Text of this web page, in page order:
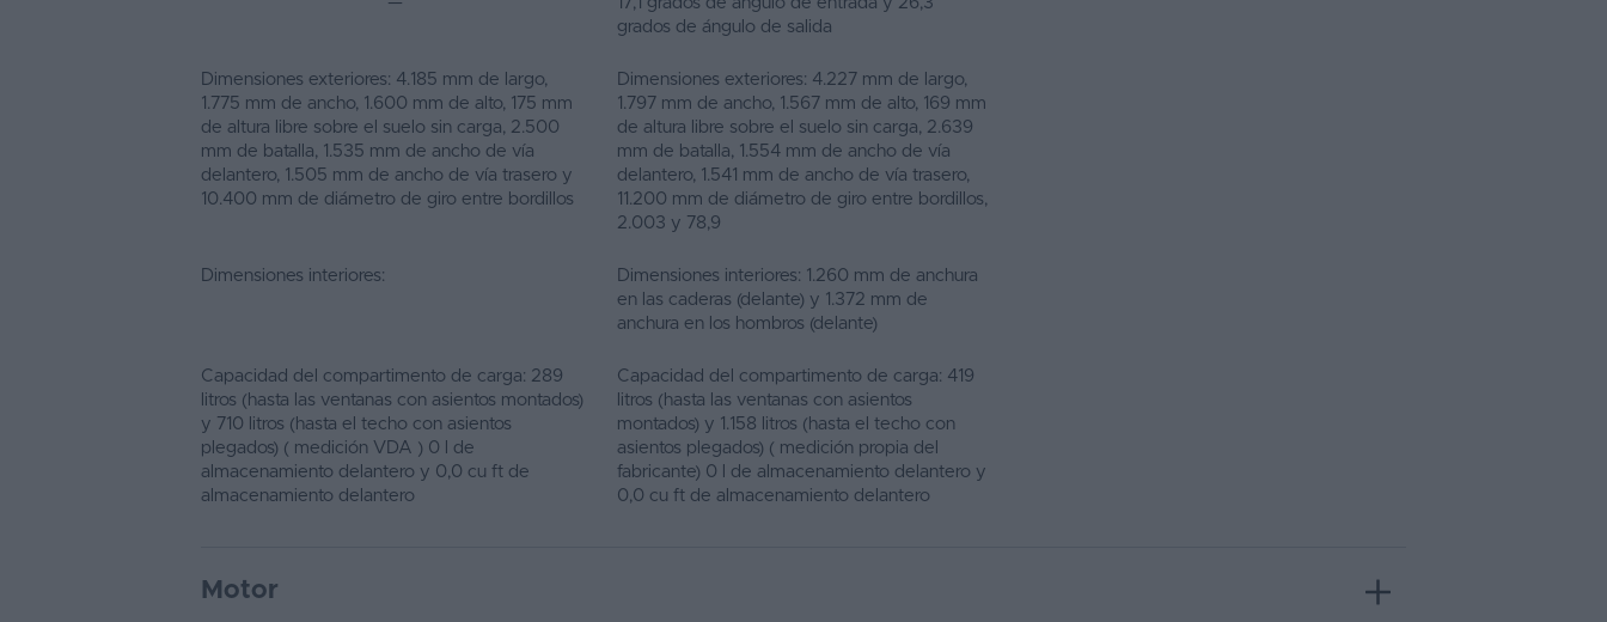
grados de ángulo de salida
Dimensiones exteriores: 4.185 mm de largo,
1.775 mm de ancho, 1.600 mm de alto, 175 mm
de altura libre sobre el suelo sin carga, 2.500
mm de batalla, 1.535 mm de ancho de vía
delantero, 1.505 mm de ancho de vía trasero y
10.400 mm de diámetro de giro entre bordillos
Dimensiones exteriores: 4.227 mm de largo,
1.797 mm de ancho, 1.567 mm de alto, 169 mm
de altura libre sobre el suelo sin carga, 2.639
mm de batalla, 1.554 mm de ancho de vía
delantero, 1.541 mm de ancho de vía trasero,
11.200 mm de diámetro de giro entre bordillos,
2.003 y 78,9
Dimensiones interiores:
Dimensiones interiores: 1.260 mm de anchura
en las caderas (delante) y 1.372 mm de
anchura en los hombros (delante)
Capacidad del compartimento de carga: 289
litros (hasta las ventanas con asientos montados)
y 710 litros (hasta el techo con asientos
plegados) ( medición VDA ) 0 l de
almacenamiento delantero y 0,0 cu ft de
almacenamiento delantero
Capacidad del compartimento de carga: 419
litros (hasta las ventanas con asientos
montados) y 1.158 litros (hasta el techo con
asientos plegados) ( medición propia del
fabricante) 0 l de almacenamiento delantero y
0,0 cu ft de almacenamiento delantero
Motor